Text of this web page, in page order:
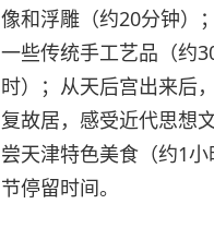
像和浮雕（约20分钟）
一些传统手工艺品（约
时）；从天后宫出来后
复故居，感受近代思想
尝天津特色美食（约1
节停留时间。